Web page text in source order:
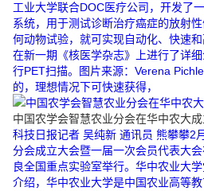
工业大学联合DOC医疗公司，开发了
系统，用于测试诊断治疗癌症的放射
何动物试验，就可实现自动化、快速
在新一期《核医学杂志》上进行了详
行PET扫描。图片来源：Verena
的，理想情况下可快速获得，
中国农学会智慧农业分会在华中农大成
科技日报记者 吴纯新 通讯员 熊攀攀2
分会成立大会暨一届一次会员代表大
良全国重点实验室举行。华中农业大
介绍，华中农业大学是中国农业高等